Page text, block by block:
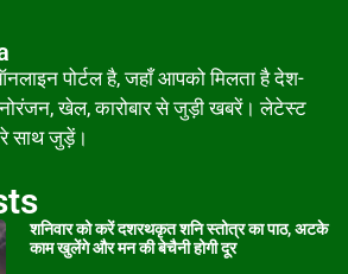
पोर्टल है, जहाँ आपको मिलता है देश-
खेल, कारोबार से जुड़ी खबरें। लेटेस्ट
साथ जुड़ें।
शनिवार को करें दशरथकृत शनि स्तोत्र का पाठ, अटके
काम खुलेंगे और मन की बेचैनी होगी दूर